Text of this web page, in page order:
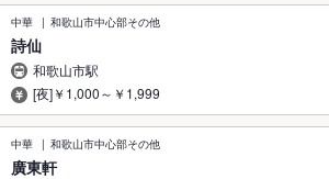
中華 和歌山市中心部その他
詩仙
和歌山市駅
[夜]￥1,000～￥1,999
中華 和歌山市中心部その他
廣東軒